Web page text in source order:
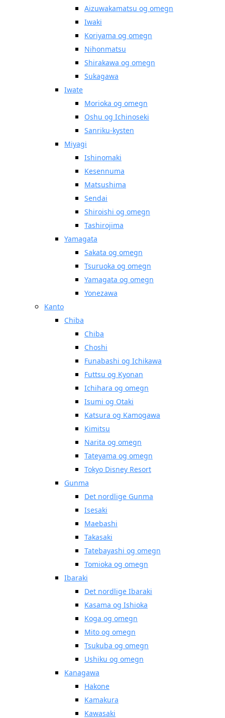
Aizuwakamatsu og omegn
Iwaki
Koriyama og omegn
Nihonmatsu
Shirakawa og omegn
Sukagawa
Iwate
Morioka og omegn
Oshu og Ichinoseki
Sanriku-kysten
Miyagi
Ishinomaki
Kesennuma
Matsushima
Sendai
Shiroishi og omegn
Tashirojima
Yamagata
Sakata og omegn
Tsuruoka og omegn
Yamagata og omegn
Yonezawa
Kanto
Chiba
Chiba
Choshi
Funabashi og Ichikawa
Futtsu og Kyonan
Ichihara og omegn
Isumi og Otaki
Katsura og Kamogawa
Kimitsu
Narita og omegn
Tateyama og omegn
Tokyo Disney Resort
Gunma
Det nordlige Gunma
Isesaki
Maebashi
Takasaki
Tatebayashi og omegn
Tomioka og omegn
Ibaraki
Det nordlige Ibaraki
Kasama og Ishioka
Koga og omegn
Mito og omegn
Tsukuba og omegn
Ushiku og omegn
Kanagawa
Hakone
Kamakura
Kawasaki